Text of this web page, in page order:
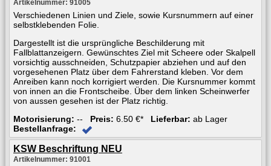
Artikelnummer: 91005
Verschiedenen Linien und Ziele, sowie Kursnummern auf einer
selbstklebenden Folie.
Dargestellt ist die ursprüngliche Beschilderung mit
Fallblattanzeigern. Gewünschtes Ziel mit Scheere oder Skalpell
vorsichtig ausschneiden, Schutzpapier abziehen und auf den
vorgesehenen Platz über dem Fahrerstand kleben. Vor dem
Anreiben kann noch korrigiert werden. Die Kursnummer kommt
von innen an die Frontscheibe. Über dem linken Scheinwerfer
von aussen gesehen ist der Platz richtig.
Motorisierung: -- Preis: 6.50 €* Lieferbar: ab Lager
Bestellanfrage:
KSW Beschriftung NEU
Artikelnummer: 91001